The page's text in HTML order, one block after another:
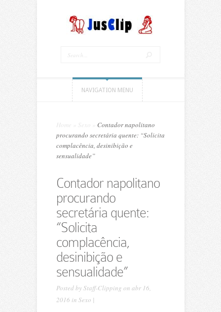
NAVIGATION MENU
Home Sexo
Contador napolitano
procurando secretária quente: “Solicita
complacência, desinibição e
sensualidade”
Contador napolitano
procurando
secretária quente:
“Solicita
complacência,
desinibição e
sensualidade”
Posted byStaff-Clipping on abr 16,
2016 in Sexo |